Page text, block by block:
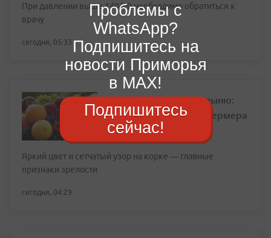
При давлении выше 140/90 необходимо обратиться к
врачу
сегодня, 05:33
Как выбрать спелую дыню:
простые правила от фермера
Яркий цвет и сетчатый узор на корке — главные
признаки зрелости
сегодня, 04:29
Проблемы с
WhatsApp?
Подпишитесь на
новости Приморья
в MAX!
Подпишитесь
сейчас!